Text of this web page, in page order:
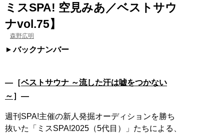
ミスSPA! 空見みあ／ベストサウ
ナvol.75】
森野広明
バックナンバー
―［ベストサウナ ～流した汗は嘘をつかない
～ ］―
週刊SPA!主催の新人発掘オーディションを勝ち
抜いた「ミスSPA!2025（5代目）」たちによる、